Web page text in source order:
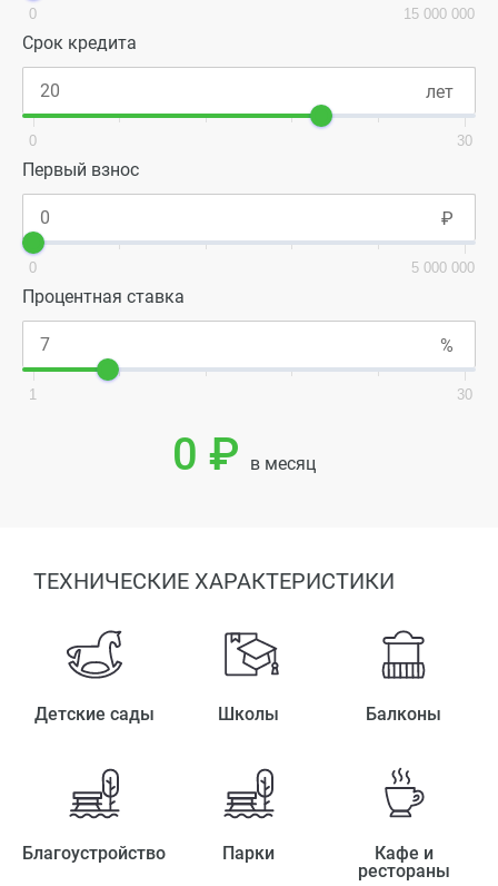
0 15 000 000
Срок кредита
0 30
Первый взнос
0 5 000 000
Процентная ставка
1 30
0 ₽ в месяц
ТЕХНИЧЕСКИЕ ХАРАКТЕРИСТИКИ
Детские сады Школы Балконы
Благоустройство Парки
Кафе и
рестораны